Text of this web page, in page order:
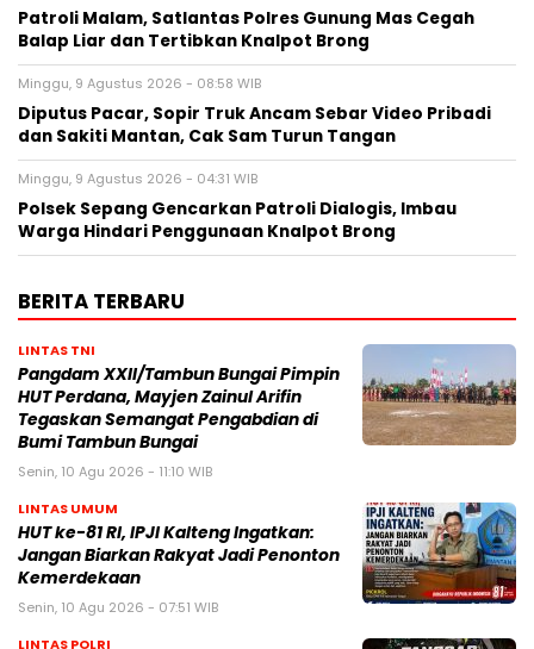
Patroli Malam, Satlantas Polres Gunung Mas Cegah
Balap Liar dan Tertibkan Knalpot Brong
Minggu, 9 Agustus 2026 - 08:58 WIB
Diputus Pacar, Sopir Truk Ancam Sebar Video Pribadi
dan Sakiti Mantan, Cak Sam Turun Tangan
Minggu, 9 Agustus 2026 - 04:31 WIB
Polsek Sepang Gencarkan Patroli Dialogis, Imbau
Warga Hindari Penggunaan Knalpot Brong
BERITA TERBARU
LINTAS TNI
Pangdam XXII/Tambun Bungai Pimpin
HUT Perdana, Mayjen Zainul Arifin
Tegaskan Semangat Pengabdian di
Bumi Tambun Bungai
Senin, 10 Agu 2026 - 11:10 WIB
LINTAS UMUM
HUT ke-81 RI, IPJI Kalteng Ingatkan:
Jangan Biarkan Rakyat Jadi Penonton
Kemerdekaan
Senin, 10 Agu 2026 - 07:51 WIB
LINTAS POLRI